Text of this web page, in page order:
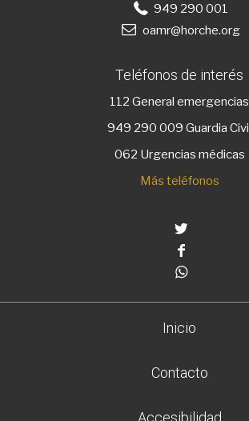
949 290 001
oamr@horche.org
Teléfonos de interés
112 General emergencias
949 290 009 Guardia Civil
062 Urgencias médicas
Más teléfonos
Inicio
Contacto